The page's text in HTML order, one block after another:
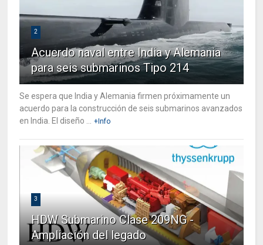
2
Acuerdo naval entre India y Alemania
para seis submarinos Tipo 214
Se espera que India y Alemania firmen próximamente un
acuerdo para la construcción de seis submarinos avanzados
en India. El diseño ...
+Info
3
HDW Submarino Clase 209NG -
Ampliación del legado